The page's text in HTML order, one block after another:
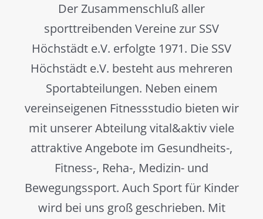
Der Zusammenschluß aller
sporttreibenden Vereine zur SSV
Höchstädt e.V. erfolgte 1971. Die SSV
Höchstädt e.V. besteht aus mehreren
Sportabteilungen. Neben einem
vereinseigenen Fitnessstudio bieten wir
mit unserer Abteilung vital&aktiv viele
attraktive Angebote im Gesundheits-,
Fitness-, Reha-, Medizin- und
Bewegungssport. Auch Sport für Kinder
wird bei uns groß geschrieben. Mit